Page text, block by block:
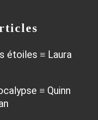
étoiles ≡ Laura
≡ Quinn